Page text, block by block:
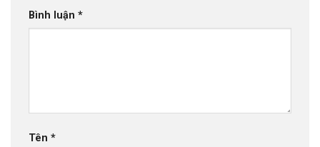
Bình luận *
Tên *